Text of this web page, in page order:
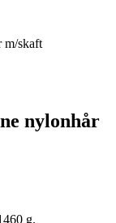
m/skaft
nylonhår
g.